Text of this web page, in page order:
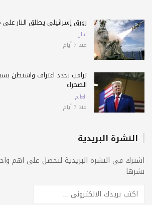
زورق إسرائيلي يطلق النار
لبنان
منذ 7 أيام
ترامب يجدد اعتراف واشنطن
الصحراء
العالم
منذ 7 أيام
النشرة البريدية
اشترك فى النشرة البريدية لتحصل على اهم
نشرها